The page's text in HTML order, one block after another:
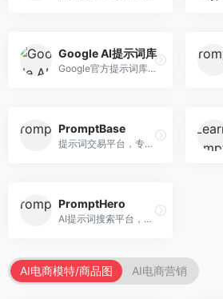
Google AI提示词库
Google官方提示词库，专注于Gemini模型优化。面向开发者，提供官方提示词指南、最佳实践、示例代码等资源，权威性强。
PromptBase
提示词交易平台，专注于高质量提示词买卖。面向AI创作者，提供提示词交易、模板购买、创作者收益等服务，提示词质量高。
PromptHero
AI提示词搜索平台，整合多种AI工具提示词资源。面向AI创作者，提供提示词搜索、模板库、社区分享等服务，提示词资源丰富。
AI电商模特/商品图 AI电商营销